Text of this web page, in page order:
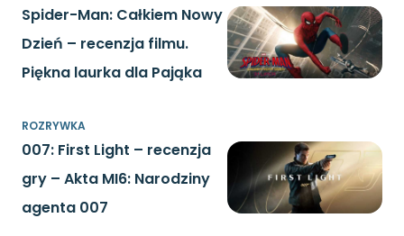
Spider-Man: Całkiem Nowy
Dzień – recenzja filmu.
Piękna laurka dla Pająka
ROZRYWKA
007: First Light – recenzja
gry – Akta MI6: Narodziny
agenta 007